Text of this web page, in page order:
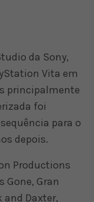
da Sony,
Vita em
principalmente
foi
para o
depois.
Productions
Gone, Gran
and Daxter,